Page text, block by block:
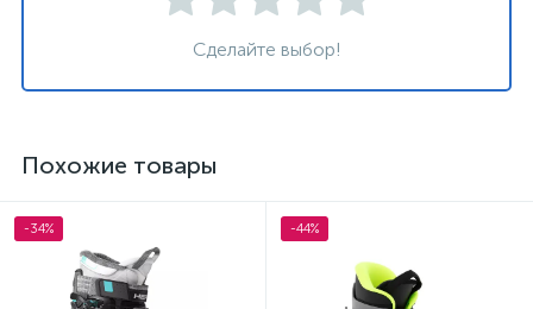
Сделайте выбор!
Похожие товары
-34% -44%